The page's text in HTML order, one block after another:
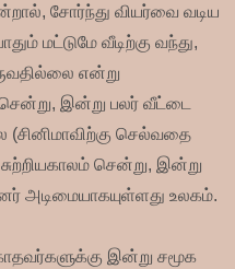
சோர்ந்து வியர்வை வடிய
மட்டுமே வீடிற்கு வந்து,
என்று
இன்று பலர் வீட்டை
(சினிமாவிற்கு செல்வதை
சுற்றியகாலம் சென்று, இன்று
உலகம்.
இன்று சமூக